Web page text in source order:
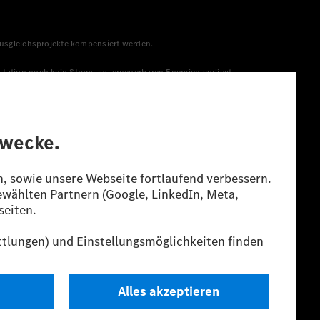
kompensiert werden.
noch kein Strom aus erneuerbaren Energien vorliegt,
angegebenen Spannweiten beziehen sich auf den
durch den Pkw, sondern auch vom Fahrstil und
ermittelt. Es liegen bislang weder bestätigte Werte von